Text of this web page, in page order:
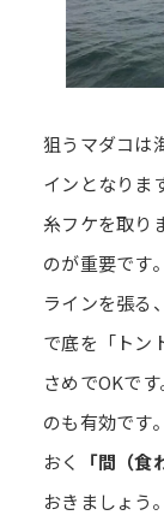
狙うマダコは
インとなりま
糸フケを取り
のが重要です
ラインを張る
で底を「トン
さめでOKで
のも有効です
おく
「間（
おきましょう。